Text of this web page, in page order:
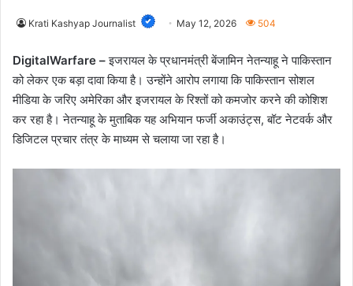
Krati Kashyap Journalist May 12, 2026 504
DigitalWarfare –इजरायल के प्रधानमंत्री बेंजामिन नेतन्याहू ने पाकिस्तान
को लेकर एक बड़ा दावा किया है। उन्होंने आरोप लगाया कि पाकिस्तान सोशल
मीडिया के जरिए अमेरिका और इजरायल के रिश्तों को कमजोर करने की कोशिश
कर रहा है। नेतन्याहू के मुताबिक यह अभियान फर्जी अकाउंट्स, बॉट नेटवर्क और
डिजिटल प्रचार तंत्र के माध्यम से चलाया जा रहा है।